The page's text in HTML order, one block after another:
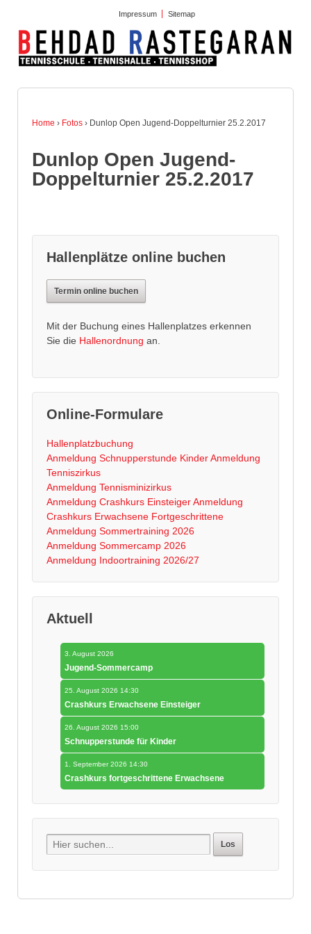
Impressum Sitemap
Home › Fotos › Dunlop Open Jugend-Doppelturnier 25.2.2017
Dunlop Open Jugend-
Doppelturnier 25.2.2017
Hallenplätze online buchen
Termin online buchen
Mit der Buchung eines Hallenplatzes erkennen
Sie die Hallenordnung an.
Online-Formulare
Hallenplatzbuchung
Anmeldung Schnupperstunde KinderAnmeldung
Tenniszirkus
Anmeldung Tennisminizirkus
Anmeldung Crashkurs EinsteigerAnmeldung
Crashkurs Erwachsene Fortgeschrittene
Anmeldung Sommertraining 2026
Anmeldung Sommercamp 2026
Anmeldung Indoortraining 2026/27
Aktuell
3. August 2026
Jugend-Sommercamp
25. August 2026 14:30
Crashkurs Erwachsene Einsteiger
26. August 2026 15:00
Schnupperstunde für Kinder
1. September 2026 14:30
Crashkurs fortgeschrittene Erwachsene